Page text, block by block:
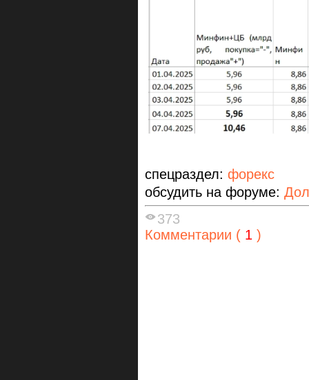
спецраздел: форекс
обсудить на форуме:
373
Комментарии ( 1 )